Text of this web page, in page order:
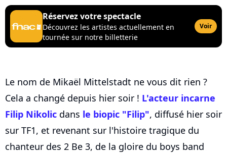
Réservez votre spectacle
Découvrez les artistes actuellement en
tournée sur notre billetterie
Voir
Le nom de Mikaël Mittelstadt ne vous dit rien ?
Cela a changé depuis hier soir ! L'acteur incarne
Filip Nikolic dans le biopic "Filip", diffusé hier soir
sur TF1, et revenant sur l'histoire tragique du
chanteur des 2 Be 3, de la gloire du boys band